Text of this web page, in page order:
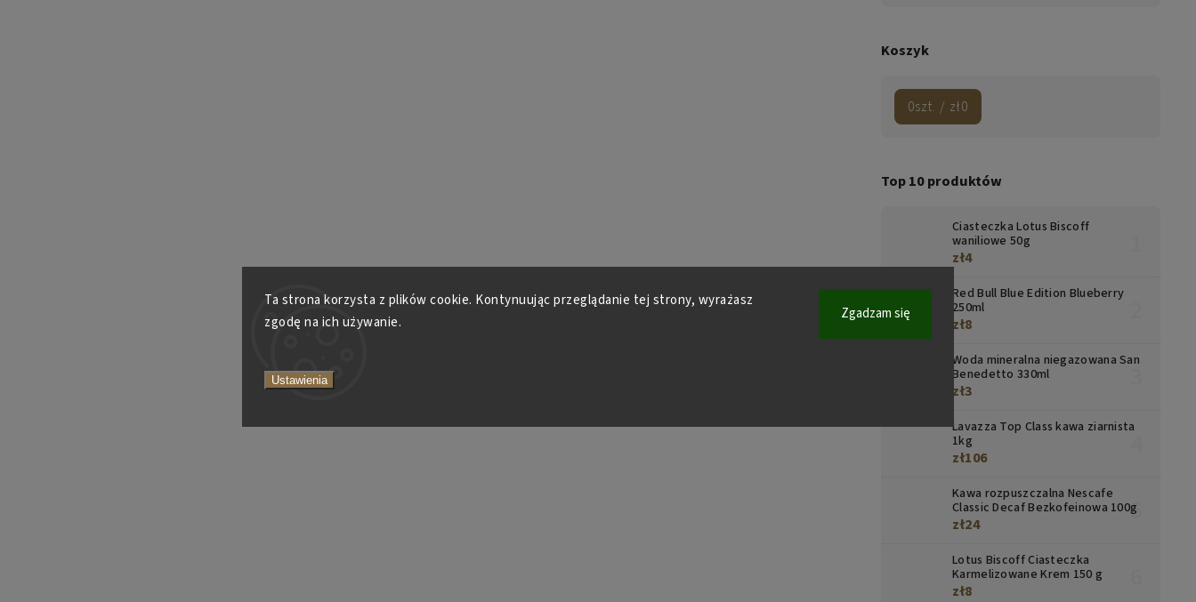
Ta strona korzysta z plików cookie. Kontynuując przeglądanie tej strony, wyrażasz
zgodę na ich używanie.
Ustawienia
Zgadzam się
Koszyk
0szt. / zł0
Top 10 produktów
Ciasteczka Lotus Biscoff
waniliowe 50g
zł4
Red Bull Blue Edition Blueberry
250ml
zł8
Woda mineralna niegazowana San
Benedetto 330ml
zł3
Lavazza Top Class kawa ziarnista
1kg
zł106
Kawa rozpuszczalna Nescafe
Classic Decaf Bezkofeinowa 100g
zł24
Lotus Biscoff Ciasteczka
Karmelizowane Krem 150 g
zł8